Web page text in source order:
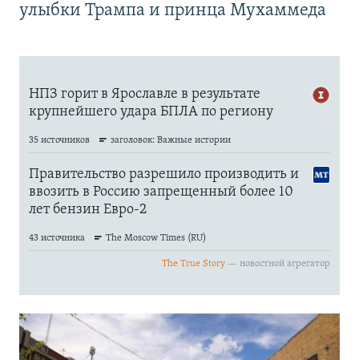
улыбки Трампа и принца Мухаммеда